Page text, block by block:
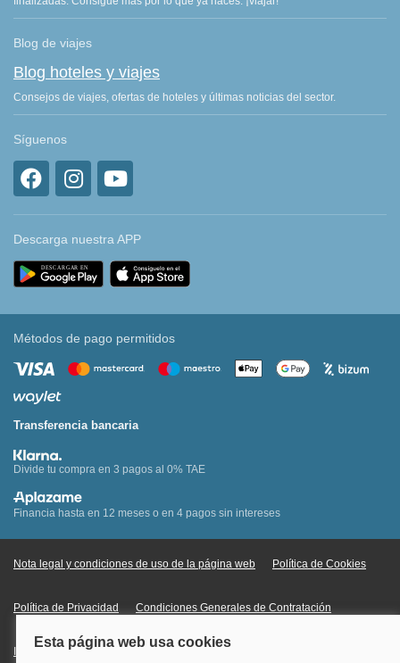
Blog de viajes
Blog hoteles y viajes
Consejos de viajes, ofertas de hoteles y últimas noticias del sector.
Síguenos
Descarga nuestra APP
Métodos de pago permitidos
Transferencia bancaria
Divide tu compra en 3 pagos al 0% TAE
Financia hasta en 12 meses o en 4 pagos sin intereses
Nota legal y condiciones de uso de la página web Política de Cookies
Política de Privacidad Condiciones Generales de Contratación
Información Legal sobre Mercados en Línea